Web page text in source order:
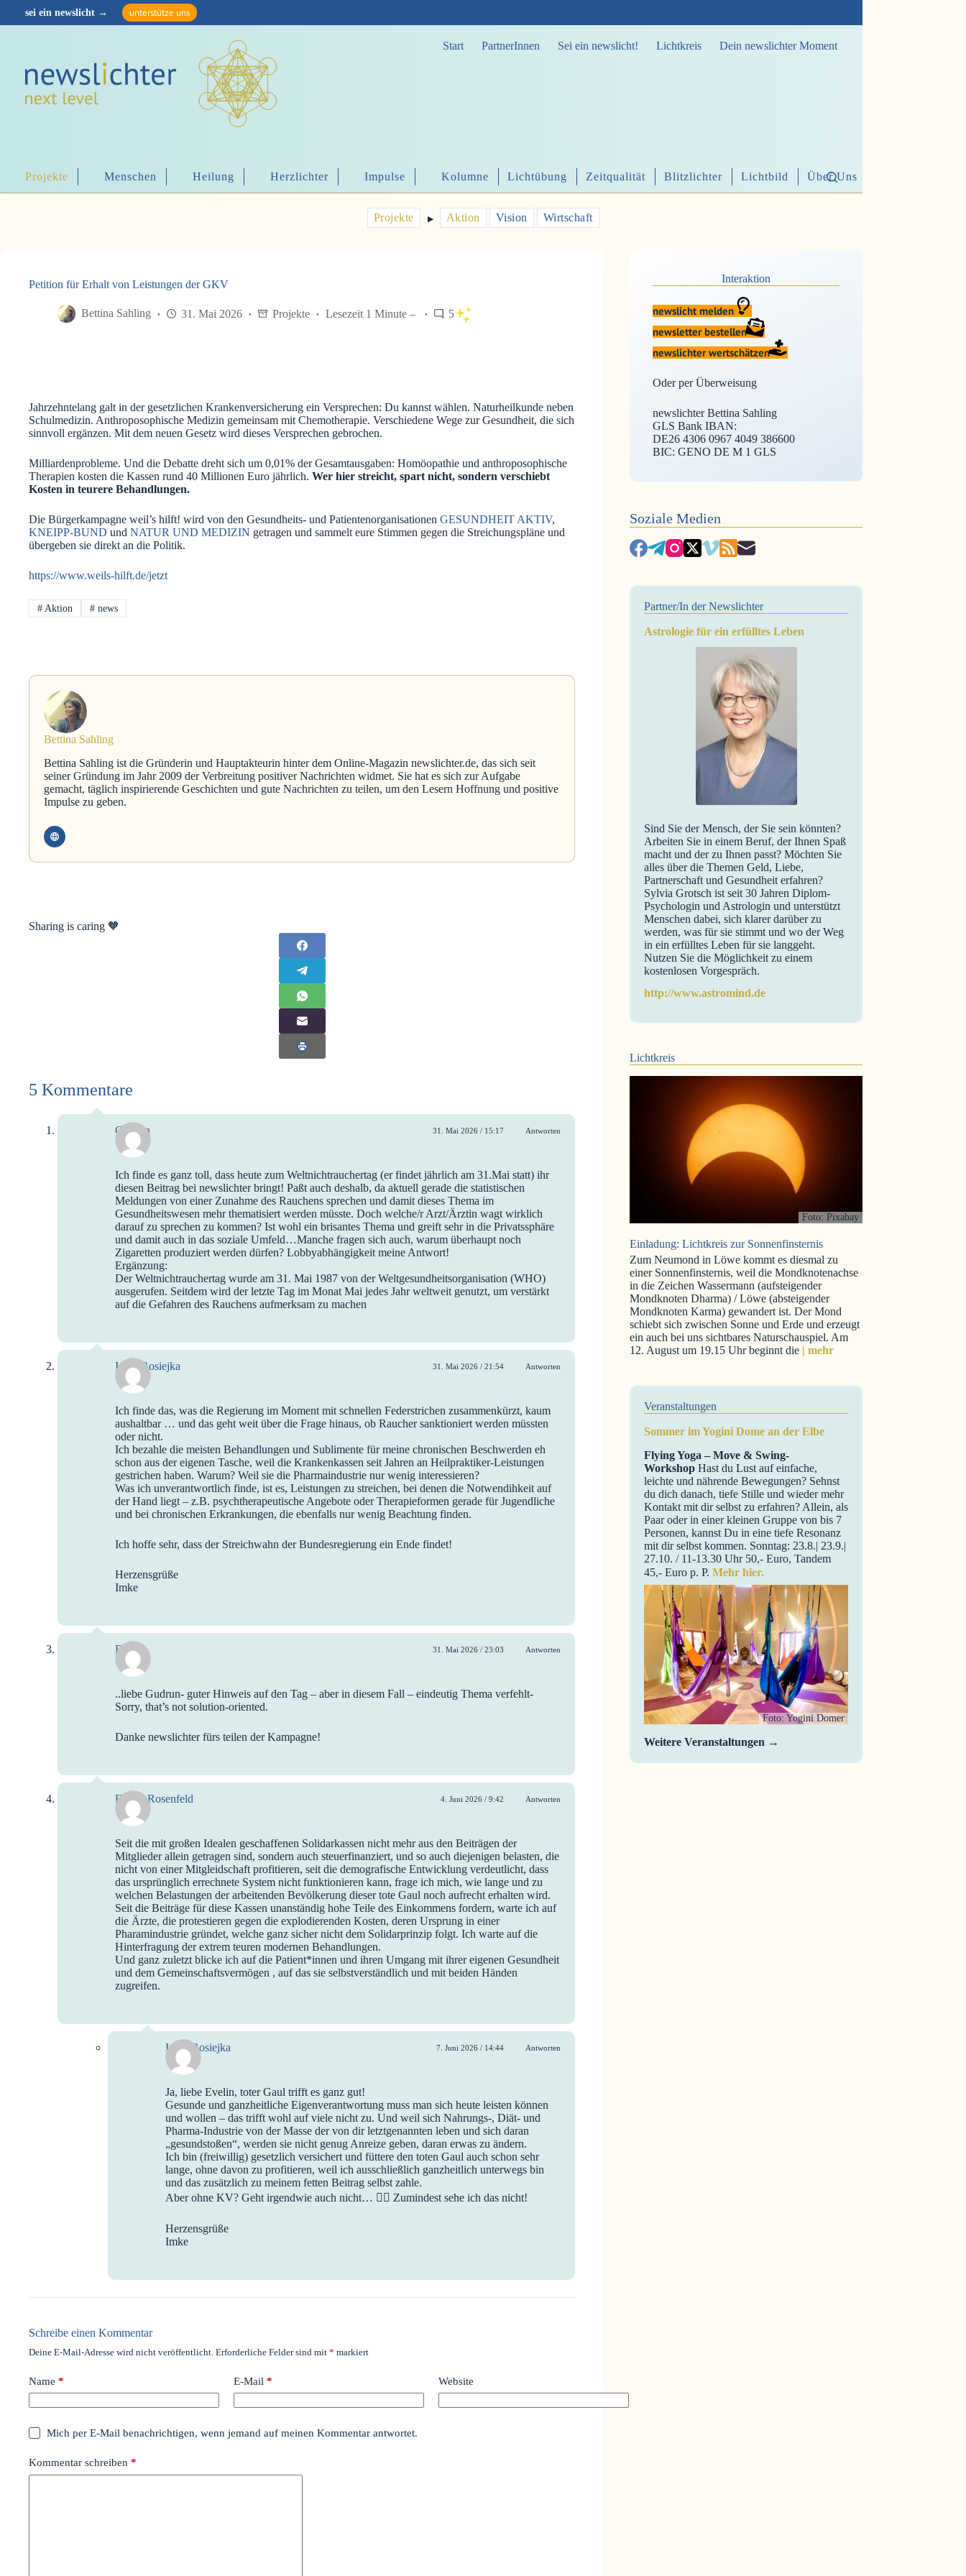
u
g
unterstütze uns
Start PartnerInnen Sei ein newslicht! Lichtkreis Dein newslichter Moment
Projekte Menschen Heilung Herzlichter Impulse Kolumne Lichtübung Zeitqualität Blitzlichter Lichtbild Über Uns
Projekte ▶︎ Aktion Vision Wirtschaft
Petition für Erhalt von Leistungen der GKV
Bettina Sahling 31. Mai 2026 Projekte Lesezeit 1 Minute – 5
Jahrzehntelang galt in der gesetzlichen Krankenversicherung ein Versprechen: Du kannst wählen. Naturheilkunde neben
Schulmedizin. Anthroposophische Medizin gemeinsam mit Chemotherapie. Verschiedene Wege zur Gesundheit, die sich
sinnvoll ergänzen. Mit dem neuen Gesetz wird dieses Versprechen gebrochen.
Milliardenprobleme. Und die Debatte dreht sich um 0,01% der Gesamtausgaben: Homöopathie und anthroposophische
Therapien kosten die Kassen rund 40 Millionen Euro jährlich. Wer hier streicht, spart nicht, sondern verschiebt
Kosten in teurere Behandlungen.
Die Bürgerkampagne weil’s hilft! wird von den Gesundheits- und Patientenorganisationen GESUNDHEIT AKTIV,
KNEIPP-BUND und NATUR UND MEDIZIN getragen und sammelt eure Stimmen gegen die Streichungspläne und
übergeben sie direkt an die Politik.
https://www.weils-hilft.de/jetzt
#Aktion #news
Sharing is caring 🧡
Bettina Sahling
Bettina Sahling ist die Gründerin und Hauptakteurin hinter dem Online-Magazin newslichter.de, das sich seit
seiner Gründung im Jahr 2009 der Verbreitung positiver Nachrichten widmet. Sie hat es sich zur Aufgabe
gemacht, täglich inspirierende Geschichten und gute Nachrichten zu teilen, um den Lesern Hoffnung und positive
Impulse zu geben.
5 Kommentare
Gudrun 31. Mai 2026 / 15:17 Antworten
Ich finde es ganz toll, dass heute zum Weltnichtrauchertag (er findet jährlich am 31.Mai statt) ihr
diesen Beitrag bei newslichter bringt! Paßt auch deshalb, da aktuell gerade die statistischen
Meldungen von einer Zunahme des Rauchens sprechen und damit dieses Thema im
Gesundheitswesen mehr thematisiert werden müsste. Doch welche/r Arzt/Ärztin wagt wirklich
darauf zu sprechen zu kommen? Ist wohl ein brisantes Thema und greift sehr in die Privatssphäre
und damit auch in das soziale Umfeld…Manche fragen sich auch, warum überhaupt noch
Zigaretten produziert werden dürfen? Lobbyabhängigkeit meine Antwort!
Ergänzung:
Der Weltnichtrauchertag wurde am 31. Mai 1987 von der Weltgesundheitsorganisation (WHO)
ausgerufen. Seitdem wird der letzte Tag im Monat Mai jedes Jahr weltweit genutzt, um verstärkt
auf die Gefahren des Rauchens aufmerksam zu machen
Imke Rosiejka 31. Mai 2026 / 21:54 Antworten
Ich finde das, was die Regierung im Moment mit schnellen Federstrichen zusammenkürzt, kaum
aushaltbar … und das geht weit über die Frage hinaus, ob Raucher sanktioniert werden müssten
oder nicht.
Ich bezahle die meisten Behandlungen und Sublimente für meine chronischen Beschwerden eh
schon aus der eigenen Tasche, weil die Krankenkassen seit Jahren an Heilpraktiker-Leistungen
gestrichen haben. Warum? Weil sie die Pharmaindustrie nur wenig interessieren?
Was ich unverantwortlich finde, ist es, Leistungen zu streichen, bei denen die Notwendihkeit auf
der Hand liegt – z.B. psychtherapeutische Angebote oder Therapieformen gerade für Jugendliche
und bei chronischen Erkrankungen, die ebenfalls nur wenig Beachtung finden.
Ich hoffe sehr, dass der Streichwahn der Bundesregierung ein Ende findet!
Herzensgrüße
Imke
Bianca 31. Mai 2026 / 23:03 Antworten
..liebe Gudrun- guter Hinweis auf den Tag – aber in diesem Fall – eindeutig Thema verfehlt-
Sorry, that’s not solution-oriented.
Danke newslichter fürs teilen der Kampagne!
Evelin Rosenfeld 4. Juni 2026 / 9:42 Antworten
Seit die mit großen Idealen geschaffenen Solidarkassen nicht mehr aus den Beiträgen der
Mitglieder allein getragen sind, sondern auch steuerfinanziert, und so auch diejenigen belasten, die
nicht von einer Mitgleidschaft profitieren, seit die demografische Entwicklung verdeutlicht, dass
das ursprünglich errechnete System nicht funktionieren kann, frage ich mich, wie lange und zu
welchen Belastungen der arbeitenden Bevölkerung dieser tote Gaul noch aufrecht erhalten wird.
Seit die Beiträge für diese Kassen unanständig hohe Teile des Einkommens fordern, warte ich auf
die Ärzte, die protestieren gegen die explodierenden Kosten, deren Ursprung in einer
Pharamindustrie gründet, welche ganz sicher nicht dem Solidarprinzip folgt. Ich warte auf die
Hinterfragung der extrem teuren modernen Behandlungen.
Und ganz zuletzt blicke ich auf die Patient*innen und ihren Umgang mit ihrer eigenen Gesundheit
und dem Gemeinschaftsvermögen , auf das sie selbstverständlich und mit beiden Händen
zugreifen.
Imke Rosiejka 7. Juni 2026 / 14:44 Antworten
Ja, liebe Evelin, toter Gaul trifft es ganz gut!
Gesunde und ganzheitliche Eigenverantwortung muss man sich heute leisten können
und wollen – das trifft wohl auf viele nicht zu. Und weil sich Nahrungs-, Diät- und
Pharma-Industrie von der Masse der von dir letztgenannten leben und sich daran
„gesundstoßen“, werden sie nicht genug Anreize geben, daran erwas zu ändern.
Ich bin (freiwillig) gesetzlich versichert und füttere den toten Gaul auch schon sehr
lange, ohne davon zu profitieren, weil ich ausschließlich ganzheitlich unterwegs bin
und das zusätzlich zu meinem fetten Beitrag selbst zahle.
Aber ohne KV? Geht irgendwie auch nicht… 🤷‍♀️ Zumindest sehe ich das nicht!
Herzensgrüße
Imke
Schreibe einen Kommentar
Deine E-Mail-Adresse wird nicht veröffentlicht. Erforderliche Felder sind mit * markiert
Name * E-Mail * Website
Mich per E-Mail benachrichtigen, wenn jemand auf meinen Kommentar antwortet.
Kommentar schreiben *
Interaktion
newslicht melden
newsletter bestellen
newslichter wertschätzen
Oder per Überweisung
newslichter Bettina Sahling
GLS Bank IBAN:
DE26 4306 0967 4049 386600
BIC: GENO DE M 1 GLS
Soziale Medien
Partner/In der Newslichter
Astrologie für ein erfülltes Leben
Sind Sie der Mensch, der Sie sein könnten?
Arbeiten Sie in einem Beruf, der Ihnen Spaß
macht und der zu Ihnen passt? Möchten Sie
alles über die Themen Geld, Liebe,
Partnerschaft und Gesundheit erfahren?
Sylvia Grotsch ist seit 30 Jahren Diplom-
Psychologin und Astrologin und unterstützt
Menschen dabei, sich klarer darüber zu
werden, was für sie stimmt und wo der Weg
in ein erfülltes Leben für sie langgeht.
Nutzen Sie die Möglichkeit zu einem
kostenlosen Vorgespräch.
http://www.astromind.de
Lichtkreis
Foto: Pixabay
Einladung: Lichtkreis zur Sonnenfinsternis
Zum Neumond in Löwe kommt es diesmal zu
einer Sonnenfinsternis, weil die Mondknotenachse
in die Zeichen Wassermann (aufsteigender
Mondknoten Dharma) / Löwe (absteigender
Mondknoten Karma) gewandert ist. Der Mond
schiebt sich zwischen Sonne und Erde und erzeugt
ein auch bei uns sichtbares Naturschauspiel. Am
12. August um 19.15 Uhr beginnt die | mehr
Veranstaltungen
Sommer im Yogini Dome an der Elbe
Flying Yoga – Move & Swing-
Workshop Hast du Lust auf einfache,
leichte und nährende Bewegungen? Sehnst
du dich danach, tiefe Stille und wieder mehr
Kontakt mit dir selbst zu erfahren? Allein, als
Paar oder in einer kleinen Gruppe von bis 7
Personen, kannst Du in eine tiefe Resonanz
mit dir selbst kommen. Sonntag: 23.8.| 23.9.|
27.10. / 11-13.30 Uhr 50,- Euro, Tandem
45,- Euro p. P. Mehr hier.
Foto: Yogini Domer
Weitere Veranstaltungen